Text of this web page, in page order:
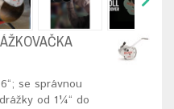
se správnou
od 1¼“ do